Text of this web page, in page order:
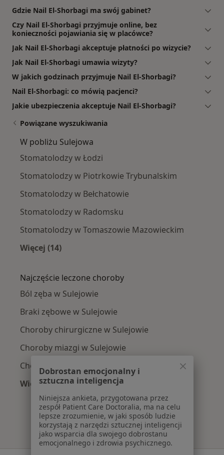
Gdzie Nail El-Shorbagi ma swój gabinet?
Czy Nail El-Shorbagi przyjmuje online, bez
konieczności pojawiania się w placówce?
Jak Nail El-Shorbagi akceptuje płatności po wizycie?
Jak Nail El-Shorbagi umawia wizyty?
W jakich godzinach przyjmuje Nail El-Shorbagi?
Nail El-Shorbagi: co mówią pacjenci?
Jakie ubezpieczenia akceptuje Nail El-Shorbagi?
Powiązane wyszukiwania
W pobliżu Sulejowa
Stomatolodzy w Łodzi
Stomatolodzy w Piotrkowie Trybunalskim
Stomatolodzy w Bełchatowie
Stomatolodzy w Radomsku
Stomatolodzy w Tomaszowie Mazowieckim
Więcej (14)
Najczęście leczone choroby
Ból zęba w Sulejowie
Braki zębowe w Sulejowie
Choroby chirurgiczne w Sulejowie
Choroby miazgi w Sulejowie
Choroby przyzębia w Sulejowie
Więcej (3)
Więcej w kategorii: Najczęście leczone choroby
Dobrostan emocjonalny i
sztuczna inteligencja
Niniejsza ankieta, przygotowana przez
zespół Patient Care Doctoralia, ma na celu
lepsze zrozumienie, w jaki sposób ludzie
korzystają z narzędzi sztucznej inteligencji
jako wsparcia dla swojego dobrostanu
emocjonalnego i zdrowia psychicznego.